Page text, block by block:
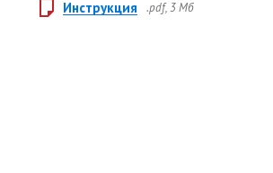
Инструкция .pdf, 3 Мб